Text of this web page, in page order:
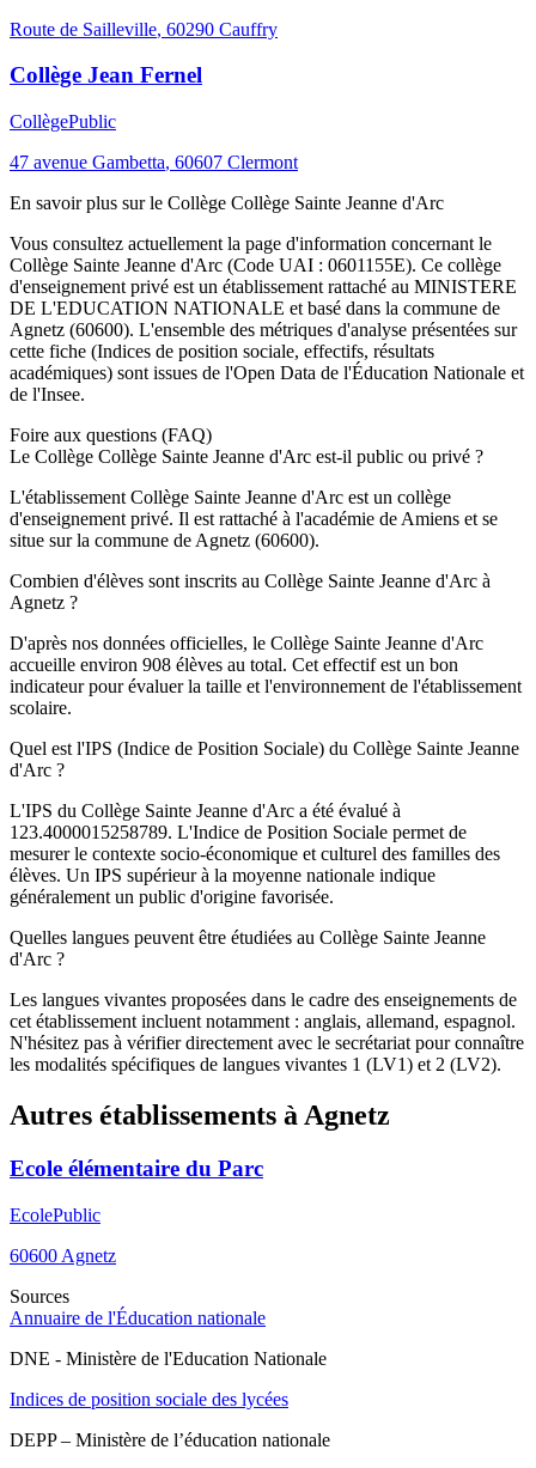
Route de Sailleville, 60290 Cauffry
Collège Jean Fernel
CollègePublic
47 avenue Gambetta, 60607 Clermont
En savoir plus sur le Collège Collège Sainte Jeanne d'Arc
Vous consultez actuellement la page d'information concernant le
Collège Sainte Jeanne d'Arc (Code UAI : 0601155E). Ce collège
d'enseignement privé est un établissement rattaché au MINISTERE
DE L'EDUCATION NATIONALE et basé dans la commune de
Agnetz (60600). L'ensemble des métriques d'analyse présentées sur
cette fiche (Indices de position sociale, effectifs, résultats
académiques) sont issues de l'Open Data de l'Éducation Nationale et
de l'Insee.
Foire aux questions (FAQ)
Le Collège Collège Sainte Jeanne d'Arc est-il public ou privé ?
L'établissement Collège Sainte Jeanne d'Arc est un collège
d'enseignement privé. Il est rattaché à l'académie de Amiens et se
situe sur la commune de Agnetz (60600).
Combien d'élèves sont inscrits au Collège Sainte Jeanne d'Arc à
Agnetz ?
D'après nos données officielles, le Collège Sainte Jeanne d'Arc
accueille environ 908 élèves au total. Cet effectif est un bon
indicateur pour évaluer la taille et l'environnement de l'établissement
scolaire.
Quel est l'IPS (Indice de Position Sociale) du Collège Sainte Jeanne
d'Arc ?
L'IPS du Collège Sainte Jeanne d'Arc a été évalué à
123.4000015258789. L'Indice de Position Sociale permet de
mesurer le contexte socio-économique et culturel des familles des
élèves. Un IPS supérieur à la moyenne nationale indique
généralement un public d'origine favorisée.
Quelles langues peuvent être étudiées au Collège Sainte Jeanne
d'Arc ?
Les langues vivantes proposées dans le cadre des enseignements de
cet établissement incluent notamment : anglais, allemand, espagnol.
N'hésitez pas à vérifier directement avec le secrétariat pour connaître
les modalités spécifiques de langues vivantes 1 (LV1) et 2 (LV2).
Autres établissements à Agnetz
Ecole élémentaire du Parc
EcolePublic
60600 Agnetz
Sources
Annuaire de l'Éducation nationale
DNE - Ministère de l'Education Nationale
Indices de position sociale des lycées
DEPP – Ministère de l’éducation nationale